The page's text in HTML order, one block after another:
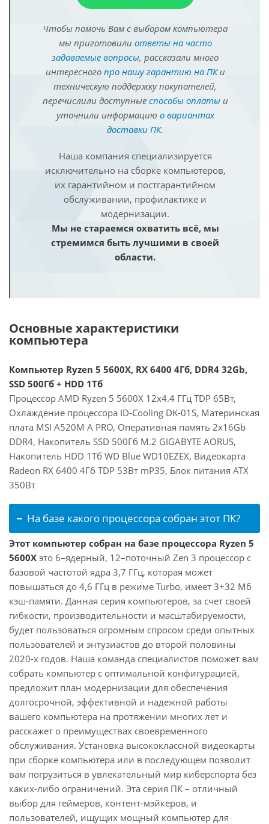
Чтобы помочь Вам с выбором компьютера
мы приготовили ответы на часто
задаваемые вопросы, рассказали много
интересного про нашу гарантию на ПКи
техническую поддержку покупателей,
перечислили доступные способы оплатыи
уточнили информацию о вариантах
доставки ПК.
Наша компания специализируется
исключительно на сборке компьютеров,
их гарантийном и постгарантийном
обслуживании, профилактике и
модернизации.
Мы не стараемся охватить всё, мы
стремимся быть лучшими в своей
области.
Основные характеристики
компьютера
Компьютер Ryzen 5 5600X, RX 6400 4Гб, DDR4 32Gb,
SSD 500Гб + HDD 1Тб
Процессор AMD Ryzen 5 5600X 12x4.4 ГГц TDP 65Вт,
Охлаждение процессора ID-Cooling DK-01S, Материнская
плата MSI A520M A PRO, Оперативная память 2x16Gb
DDR4, Накопитель SSD 500Гб M.2 GIGABYTE AORUS,
Накопитель HDD 1Тб WD Blue WD10EZEX, Видеокарта
Radeon RX 6400 4Гб TDP 53Вт mP35, Блок питания ATX
350Вт
На базе какого процессора собран этот ПК?
Этот компьютер собран на базе процессора Ryzen 5
5600X это 6–ядерный, 12–поточный Zen 3 процессор с
базовой частотой ядра 3,7 ГГц, которая может
повышаться до 4,6 ГГц в режиме Turbo, имеет 3+32 Мб
кэш-памяти. Данная серия компьютеров, за счет своей
гибкости, производительности и масштабируемости,
будет пользоваться огромным спросом среди опытных
пользователей и энтузиастов до второй половины
2020-х годов. Наша команда специалистов поможет вам
собрать компьютер с оптимальной конфигурацией,
предложит план модернизации для обеспечения
долгосрочной, эффективной и надежной работы
вашего компьютера на протяжении многих лет и
расскажет о преимуществах своевременного
обслуживания. Установка высококлассной видеокарты
при сборке компьютера или в последующем позволит
вам погрузиться в увлекательный мир киберспорта без
каких-либо ограничений. Эта серия ПК – отличный
выбор для геймеров, контент-мэйкеров, и
пользователей, ищущих мощный компьютер для